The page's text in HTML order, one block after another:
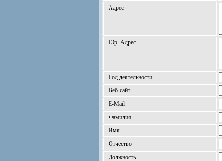
Адрес
Юр. Адрес
Род деятельности
Веб-сайт
E-Mail
Фамилия
Имя
Отчество
Должность